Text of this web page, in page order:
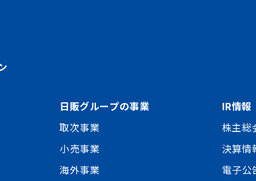
日販グループの事業
取次事業
小売事業
海外事業
IR情報
株主総
決算情
電子公